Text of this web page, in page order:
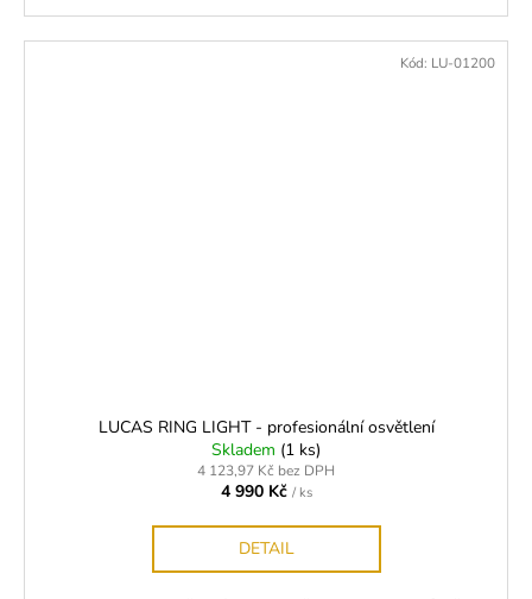
LUCAS RING LIGHT - profesionální osvětlení
Skladem (1 ks)
4 123,97 Kč bez DPH
4 990 Kč / ks
DETAIL
Kód: LU-01200